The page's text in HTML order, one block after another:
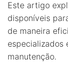
Este artigo
disponíveis
de maneira
especializados
manutenção.